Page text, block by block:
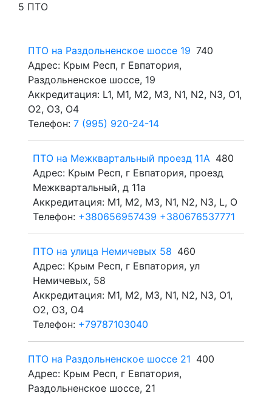
5 ПТО
ПТО на Раздольненское шоссе 19 740
Адрес: Крым Респ, г Евпатория,
Раздольненское шоссе, 19
Аккредитация: L1, M1, M2, M3, N1, N2, N3, O1,
O2, O3, O4
Телефон: 7 (995) 920-24-14
ПТО на Межквартальный проезд 11А 480
Адрес: Крым Респ, г Евпатория, проезд
Межквартальный, д 11а
Аккредитация: M1, M2, M3, N1, N2, N3, L, O
Телефон: +380656957439 +380676537771
ПТО на улица Немичевых 58 460
Адрес: Крым Респ, г Евпатория, ул
Немичевых, 58
Аккредитация: M1, M2, M3, N1, N2, N3, O1,
O2, O3, O4
Телефон: +79787103040
ПТО на Раздольненское шоссе 21 400
Адрес: Крым Респ, г Евпатория,
Раздольненское шоссе, 21